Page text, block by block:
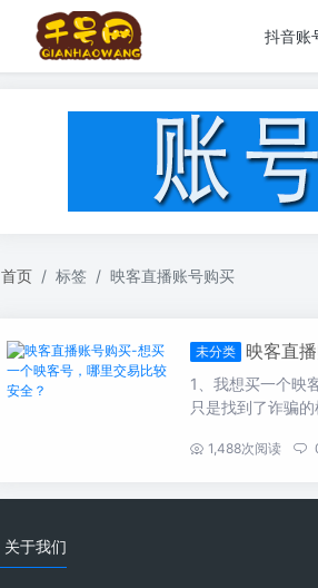
抖音账
首页 标签 映客直播账号购买
未分类 映客直
1、我想买一个映
只是找到了诈骗
... 1,488次阅读
关于我们